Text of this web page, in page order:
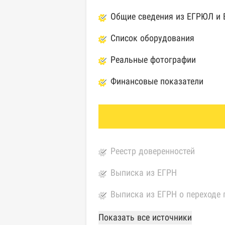
Общие сведения из ЕГРЮЛ и
Список оборудования
Реальные фотографии
Финансовые показатели
Реестр доверенностей
Выписка из ЕГРН
Выписка из ЕГРН о переходе
База Росстата
Показать все источники